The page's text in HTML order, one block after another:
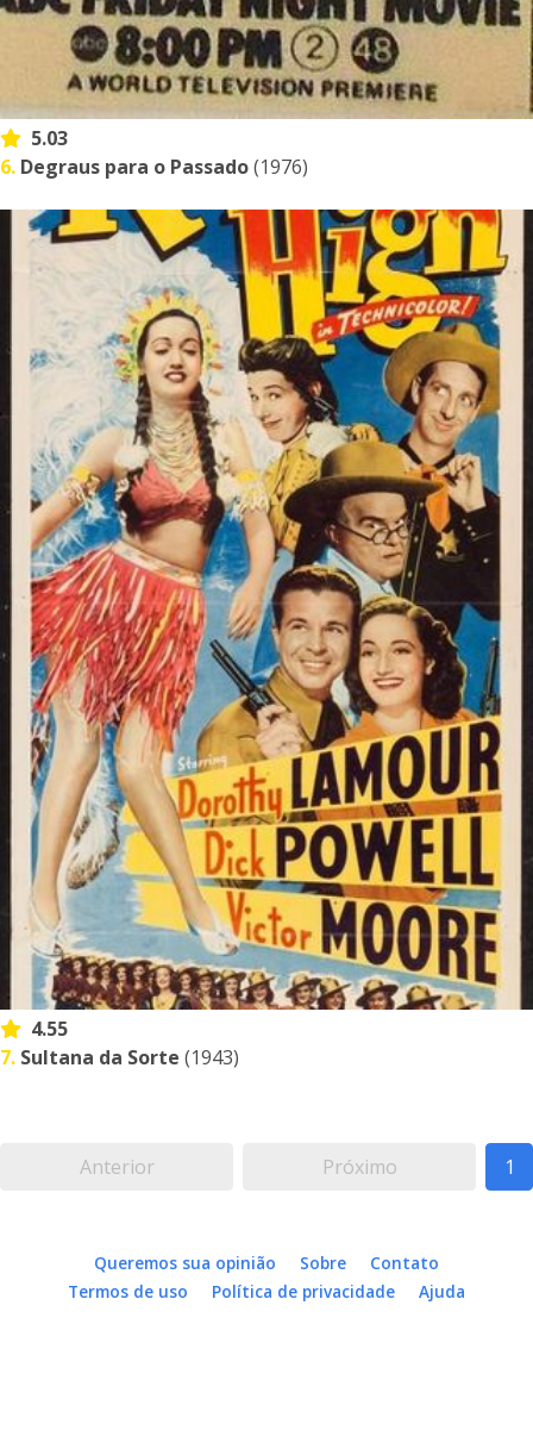
5.03
6. Degraus para o Passado(1976)
4.55
7. Sultana da Sorte (1943)
Anterior Próximo 1
Queremos sua opinião Sobre
Contato
Termos de uso
Política de privacidade Ajuda